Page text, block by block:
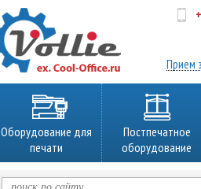
Прием
Оборудование для
печати
Постпечатное
оборудование